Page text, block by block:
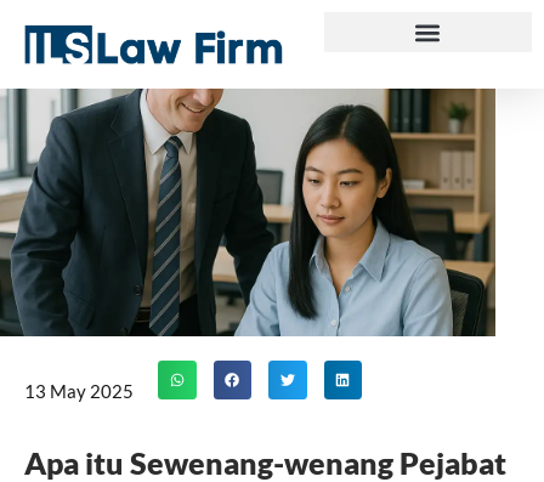
content
13 May 2025
Apa itu Sewenang-wenang Pejabat